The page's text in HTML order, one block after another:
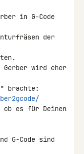
in G-Code
der
Gerber wird eher
ob es für Deinen
G-Code sind